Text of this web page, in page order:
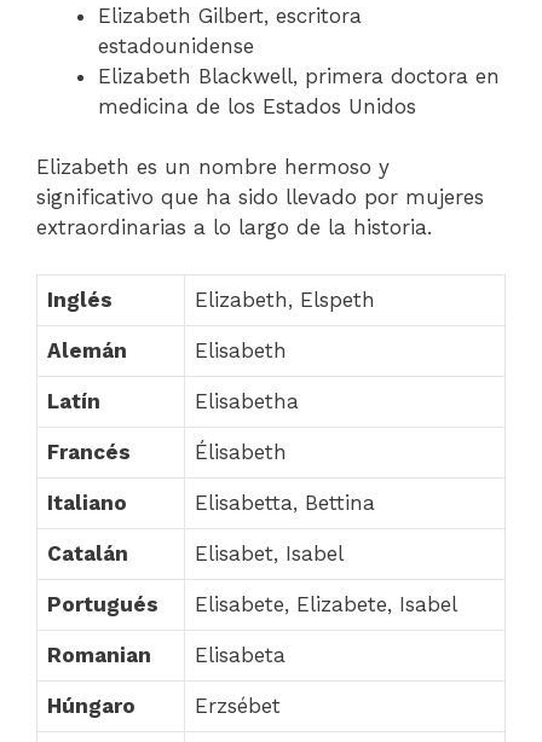
Elizabeth Gilbert, escritora
estadounidense
Elizabeth Blackwell, primera doctora en
medicina de los Estados Unidos
Elizabeth es un nombre hermoso y
significativo que ha sido llevado por mujeres
extraordinarias a lo largo de la historia.
Inglés Elizabeth, Elspeth
Alemán Elisabeth
Latín Elisabetha
Francés Élisabeth
Italiano Elisabetta, Bettina
Catalán Elisabet, Isabel
Portugués Elisabete, Elizabete, Isabel
Romanian Elisabeta
Húngaro Erzsébet